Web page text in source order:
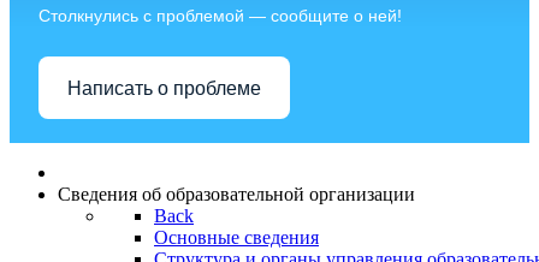
Столкнулись с проблемой — сообщите о ней!
Написать о проблеме
Сведения об образовательной организации
Back
Основные сведения